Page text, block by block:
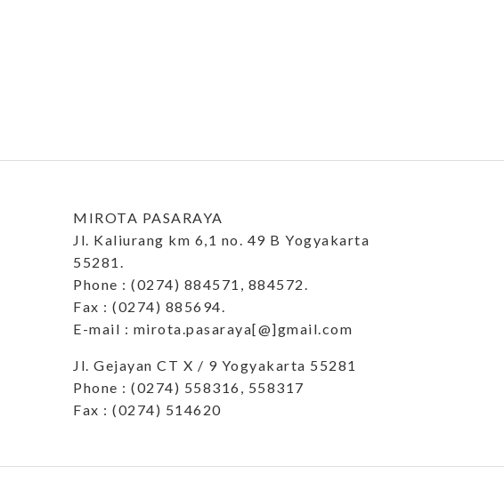
MIROTA PASARAYA
Jl. Kaliurang km 6,1 no. 49 B Yogyakarta
55281.
Phone : (0274) 884571, 884572.
Fax : (0274) 885694.
E-mail : mirota.pasaraya[@]gmail.com
Jl. Gejayan CT X / 9 Yogyakarta 55281
Phone : (0274) 558316, 558317
Fax : (0274) 514620